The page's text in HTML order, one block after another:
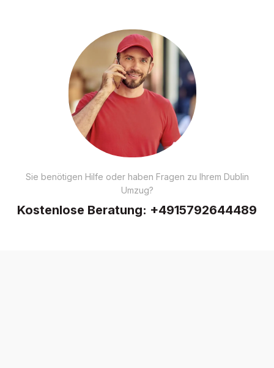
Sie benötigen Hilfe oder haben Fragen zu Ihrem Dublin
Umzug?
Kostenlose Beratung: +4915792644489